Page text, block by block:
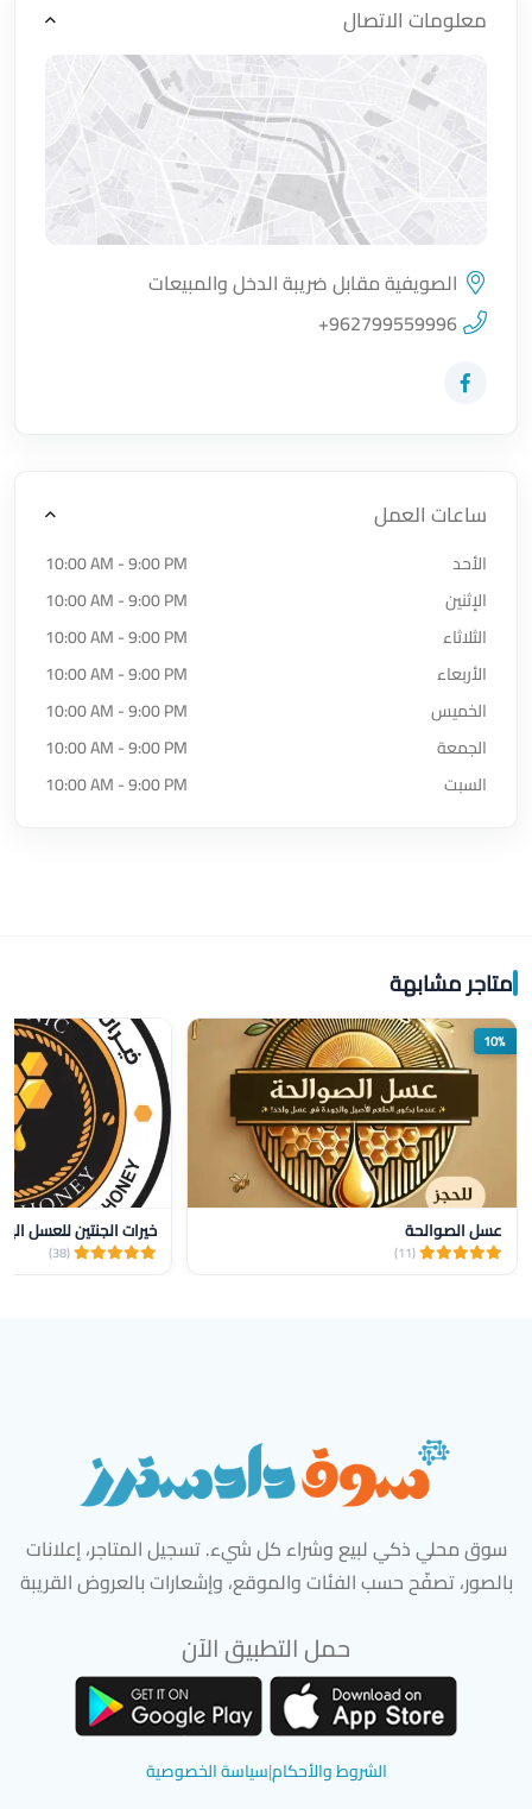
معلومات الاتصال
اضغط لتحميل الموقع
الصويفية مقابل ضريبة الدخل والمبيعات
+962799559996
زيارة حساب المتجر على Facebook-f
ساعات العمل
الأحد
10:00 AM - 9:00 PM
الإثنين
10:00 AM - 9:00 PM
الثلاثاء
10:00 AM - 9:00 PM
الأربعاء
10:00 AM - 9:00 PM
الخميس
10:00 AM - 9:00 PM
الجمعة
10:00 AM - 9:00 PM
السبت
10:00 AM - 9:00 PM
متاجر مشابهة
10%
عسل الصوالحة
(11)
خيرات الجنتين للعسل
(38)
سوق محلي ذكي لبيع وشراء كل شيء. تسجيل المتاجر، إعلانات
بالصور، تصفّح حسب الفئات والموقع، وإشعارات بالعروض القريبة
حمل التطبيق الآن
الشروط والأحكام|سياسة الخصوصية